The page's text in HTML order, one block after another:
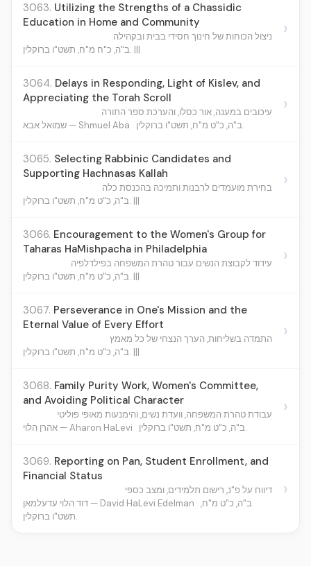
3063. Utilizing the Strengths of a Chassidic
Education in Home and Community
ניצול הכוחות של חינוך חסידי בבית ובקהילה
ב"ה, כ"ח מ"ח, תשט"ו ברוקלין. |||
›
3064. Delays in Responding, Light of Kislev, and
Appreciating the Torah Scroll
עיכובים במענה, אור כסלו, והערכת ספר התורה
שמואל אבא — Shmuel Aba
ב"ה, כ"ט מ"ח, תשט"ו ברוקלין.
›
3065. Selecting Rabbinic Candidates and
Supporting Hachnasas Kallah
בחירת מועמדים לרבנות ותמיכה בהכנסת כלה
ב"ה, כ"ט מ"ח, תשט"ו ברוקלין. |||
›
3066. Encouragement to the Women's Group for
Taharas HaMishpacha in Philadelphia
עידוד לקבוצת הנשים עבור טהרת המשפחה בפילדלפיה
ב"ה, כ"ט מ"ח, תשט"ו ברוקלין. |||
›
3067. Perseverance in One's Mission and the
Eternal Value of Every Effort
התמדה בשליחות, הערך הנצחי של כל מאמץ
ב"ה, כ"ט מ"ח, תשט"ו ברוקלין. |||
›
3068. Family Purity Work, Women's Committee,
and Avoiding Political Character
עבודת טהרת המשפחה, וועדת נשים, והימנעות מאופי פוליטי
אהרן הלוי — Aharon HaLevi
ב"ה, כ"ט מ"ח, תשט"ו ברוקלין.
›
3069. Reporting on Pan, Student Enrollment, and
Financial Status
דיווח על פ"נ, רישום תלמידים, ומצב כספי
דוד הלוי עדעלמאן — David HaLevi Edelman ב"ה, כ"ט מ"ח,
תשט"ו ברוקלין.
›